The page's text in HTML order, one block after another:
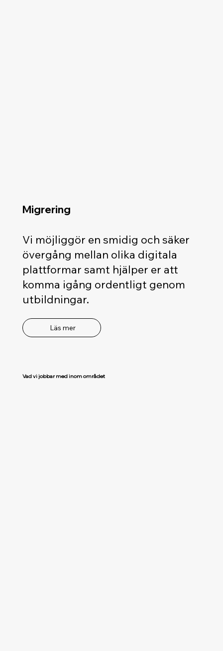
Migrering
Vi möjliggör en smidig och säker
övergång mellan olika digitala
plattformar samt hjälper er att
komma igång ordentligt genom
utbildningar.
Läs mer
Vad vi jobbar med inom området